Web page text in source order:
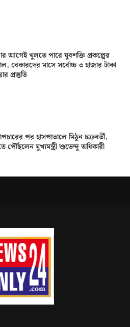
আগেই খুলতে পারে যুবশক্তি প্রকল্পের
বেকারদের মাসে সর্বোচ্চ ৩ হাজার টাকা
প্রস্তুতি
পর হাসপাতালে মিঠুন চক্রবর্তী,
পৌঁছলেন মুখ্যমন্ত্রী শুভেন্দু অধিকারী